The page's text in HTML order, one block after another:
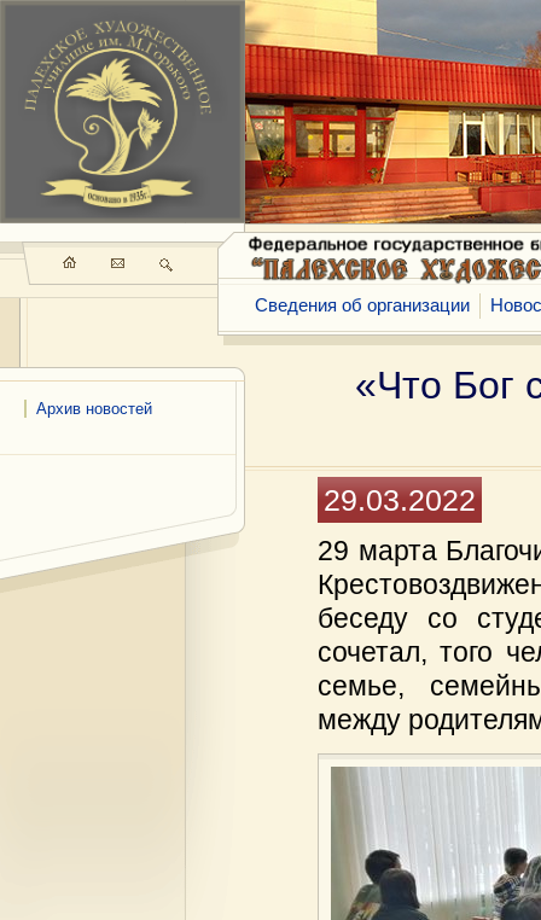
Архив новостей
Сведения об организации
«Что Бог
29.03.2022
29 марта
беседу со
сочетал, того
семье,
между